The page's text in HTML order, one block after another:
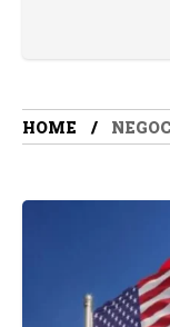
HOME